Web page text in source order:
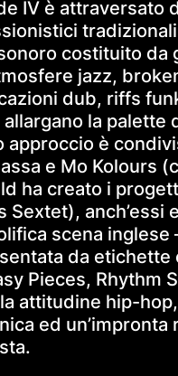
IV è attraversato
costituito da
jazz,
dub, riffs
allargano la palette
approccio è
e Mo Kolours
ha creato i
Sextet), anch’essi
scena inglese
da etichette
Pieces, Rhythm
attitudine hip-
ed un’impronta